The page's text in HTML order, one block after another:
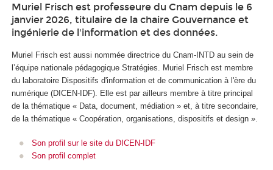
Muriel Frisch est professeure du Cnam depuis le 6
janvier 2026, titulaire de la chaire Gouvernance et
ingénierie de l'information et des données.
Muriel Frisch est aussi nommée directrice du Cnam-INTD au sein de
l’équipe nationale pédagogique Stratégies. Muriel Frisch est membre
du laboratoire Dispositifs d'information et de communication à l'ère du
numérique (DICEN-IDF). Elle est par ailleurs membre à titre principal
de la thématique « Data, document, médiation » et, à titre secondaire,
de la thématique « Coopération, organisations, dispositifs et design ».
Son profil sur le site du DICEN-IDF
Son profil complet